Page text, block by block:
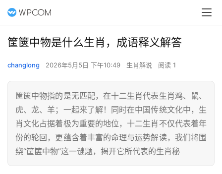
筐箧中物是什么生肖，成语释义解答
changlong 2026年5月5日 下午10:49 生肖解说 阅读 1
筐箧中物指的是无匹配，在十二生肖代表生肖鸡、鼠、
虎、龙、羊；一起来了解！同时在中国传统文化中，生
肖文化占据着极为重要的地位，十二生肖不仅代表着年
份的轮回，更蕴含着丰富的命理与运势解读，我们将围
绕“筐箧中物”这一谜题，揭开它所代表的生肖秘